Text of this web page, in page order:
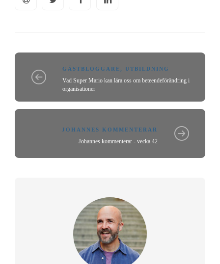
GÄSTBLOGGARE, UTBILDNING
Vad Super Mario kan lära oss om beteendeförändring i
organisationer
JOHANNES KOMMENTERAR
Johannes kommenterar - vecka 42